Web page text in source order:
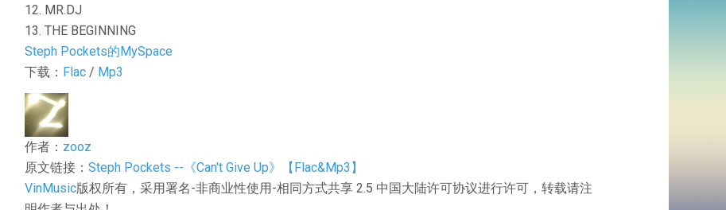
12. MR.DJ
13. THE BEGINNING
Steph Pockets的MySpace
下载： Flac / Mp3
作者： zooz
原文链接： Steph Pockets --《Can't Give Up》【Flac&Mp3】
VinMusic版权所有，采用署名-非商业性使用-相同方式共享 2.5 中国大陆许可协议进行许可，转载请注